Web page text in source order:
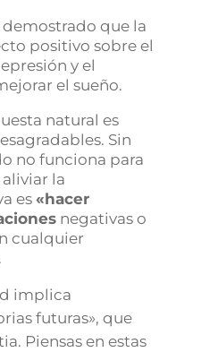
demostrado que la
positivo sobre el
y el
el sueño.
natural es
Sin
no funciona para
la
es«hacer
negativas o
cualquier
implica
futuras», que
Piensas en estas